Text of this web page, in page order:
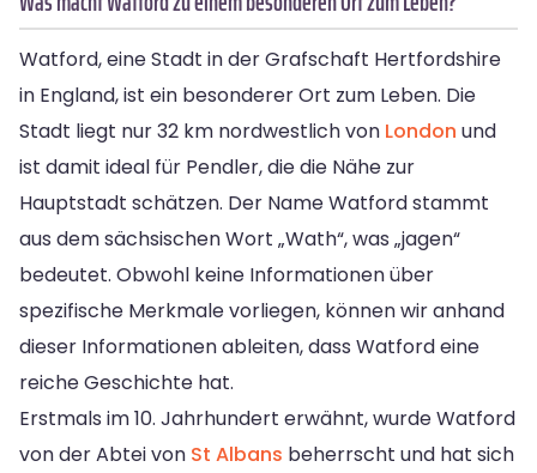
Watford, eine Stadt in der Grafschaft Hertfordshire
in England, ist ein besonderer Ort zum Leben. Die
Stadt liegt nur 32 km nordwestlich von London und
ist damit ideal für Pendler, die die Nähe zur
Hauptstadt schätzen. Der Name Watford stammt
aus dem sächsischen Wort „Wath“, was „jagen“
bedeutet. Obwohl keine Informationen über
spezifische Merkmale vorliegen, können wir anhand
dieser Informationen ableiten, dass Watford eine
reiche Geschichte hat.
Erstmals im 10. Jahrhundert erwähnt, wurde Watford
von der Abtei von St Albans beherrscht und hat sich